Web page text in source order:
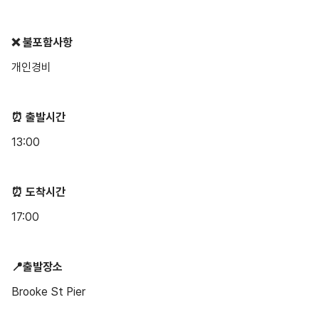
❌ 불포함사항
개인경비
⏰ 출발시간
13:00
⏰ 도착시간
17:00
📍출발장소
Brooke St Pier